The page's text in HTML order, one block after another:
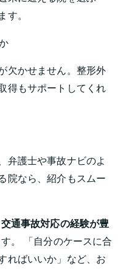
す。
欠かせません。整形外
得もサポートしてくれ
弁護士や事故ナビのよ
院なら、紹介もスムー
交通事故対応の経験が豊
。 「自分のケースに合
ればいいか」など、お